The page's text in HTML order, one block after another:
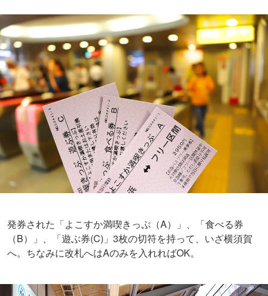
発券された「よこすか満喫きっぷ（A）」、「食べる券
（B）」、「遊ぶ券(C)」3枚の切符を持って、いざ横須賀
へ。ちなみに改札へはAのみを入れればOK。